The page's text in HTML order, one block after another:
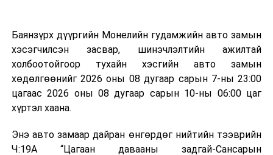
болон дулааны эрчим хүч үйлдвэрлэхэд ашиглаж
болдог. Зарим технологийн хувьд шаталтын дараа
үлдэх үнснээс фосфор зэрэг ашигт эрдсийг сэргээн
авах боломжтой аж.
байна. Тухайлбал, Германд лаг шатаах үйлдвэрээс
гарсан үнснээс фосфор сэргээн авах технологи
Баянзүрх дүүргийн Монелийн гудамжийн авто замын
хэсэгчилсэн засвар, шинэчлэлтийн ажилтай
холбоотойгоор тухайн хэсгийн авто замын
хөдөлгөөнийг 2026 оны 08 дугаар сарын 7-ны 23:00
цагаас 2026 оны 08 дугаар сарын 10-ны 06:00 цаг
хүртэл хаана.
Энэ авто замаар дайран өнгөрдөг нийтийн тээврийн
Ч:19А “Цагаан давааны задгай-Сансарын